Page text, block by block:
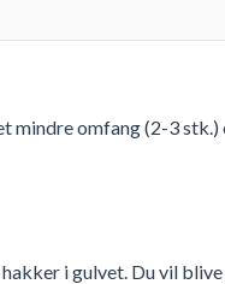
omfang (2-3 stk.)
i gulvet. Du vil